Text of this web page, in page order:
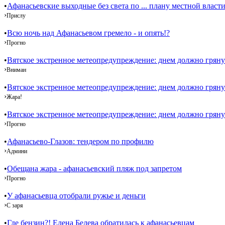
•Афанасьевские выходные без света по ... плану местной
›Прислу
•Всю ночь над Афанасьевом гремело - и опять!?
›Прогно
•Вятское экстренное метеопредупреждение: днем должно
›Вниман
•Вятское экстренное метеопредупреждение: днем должно
›Жара!
•Вятское экстренное метеопредупреждение: днем должно
›Прогно
•Афанасьево-Глазов: тендером по профилю
›Админи
•Обещана жара - афанасьевский пляж под запретом
›Прогно
•У афанасьевца отобрали ружье и деньги
›С заря
•Где бензин?! Елена Белева обратилась к афанасьевцам